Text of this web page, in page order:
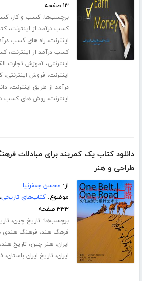
۱۳ صفحه
برچسب‌ها:کسب و کار،
کسب درآمد از اینترنت،
اینترنت،راه های کسب
کسب درآمد از اینترنت،
اینترنتی،آموزش تجارت
اینترنت، فروش اینترنتی،
درآمد از طریق اینترنت،
اینترنت،روش های کسب
دانلود کتاب یک کمربند برای مبادلات
طراحی و هنر
از: محسن جعفرنیا
موضوع:کتاب‌های تاریخی
۳۳۳ صفحه
برچسب‌ها: تاریخ چین،
فرهگ هند، فرهنگ هندی
ایران،هنر چین، تاریخ هند،
ایران، تاریخ ایران باستان،